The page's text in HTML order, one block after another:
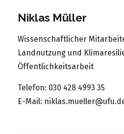
Niklas Müller
Wissenschaftlicher
Landnutzung und
Öffentlichkeitsarbeit
Telefon: 030 428 4993 35
E-Mail: